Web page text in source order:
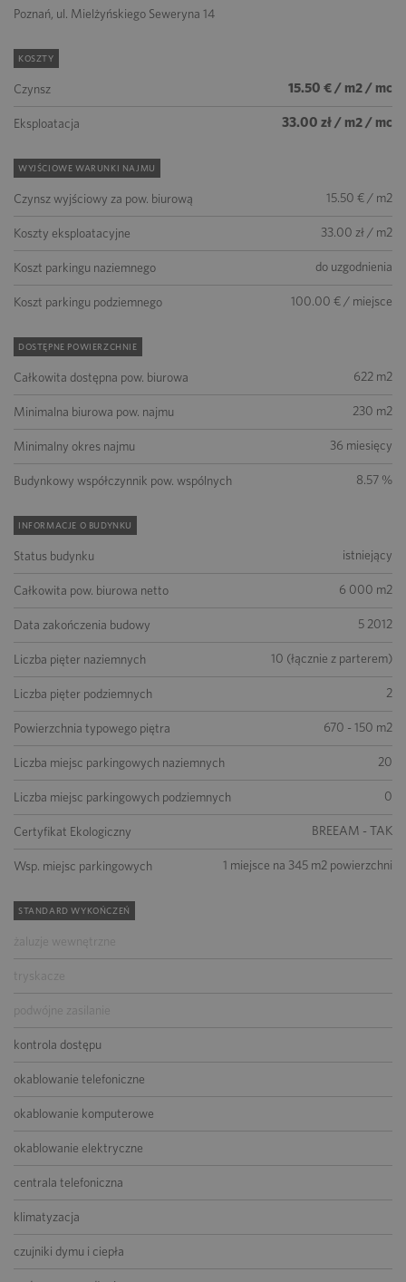
Poznań, ul. Mielżyńskiego Seweryna 14
KOSZTY
Czynsz 15.50 € / m2 / mc
Eksploatacja 33.00 zł / m2 / mc
WYJŚCIOWE WARUNKI NAJMU
Czynsz wyjściowy za pow. biurową 15.50 € / m2
Koszty eksploatacyjne 33.00 zł / m2
Koszt parkingu naziemnego do uzgodnienia
Koszt parkingu podziemnego 100.00 € / miejsce
DOSTĘPNE POWIERZCHNIE
Całkowita dostępna pow. biurowa 622 m2
Minimalna biurowa pow. najmu 230 m2
Minimalny okres najmu 36 miesięcy
Budynkowy współczynnik pow. wspólnych 8.57 %
INFORMACJE O BUDYNKU
Status budynku istniejący
Całkowita pow. biurowa netto 6 000 m2
Data zakończenia budowy 5 2012
Liczba pięter naziemnych 10 (łącznie z parterem)
Liczba pięter podziemnych 2
Powierzchnia typowego piętra 670 - 150 m2
Liczba miejsc parkingowych naziemnych 20
Liczba miejsc parkingowych podziemnych 0
Certyfikat Ekologiczny BREEAM - TAK
Wsp. miejsc parkingowych 1 miejsce na 345 m2 powierzchni
STANDARD WYKOŃCZEŃ
żaluzje wewnętrzne
tryskacze
podwójne zasilanie
kontrola dostępu
okablowanie telefoniczne
okablowanie komputerowe
okablowanie elektryczne
centrala telefoniczna
klimatyzacja
czujniki dymu i ciepła